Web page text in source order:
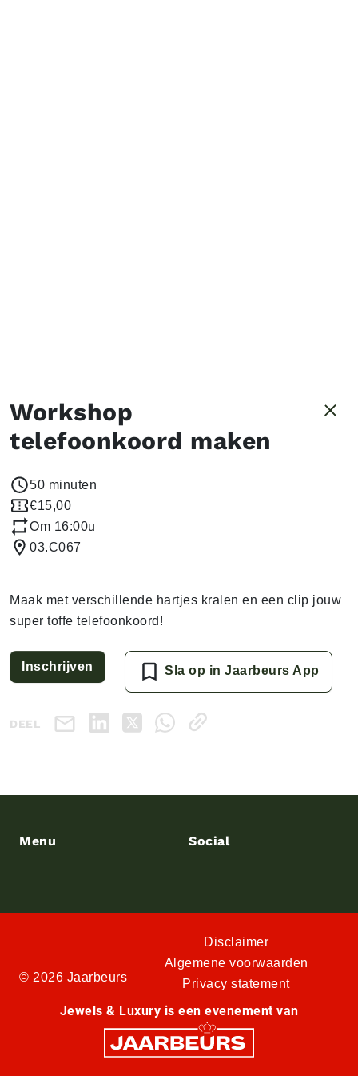
Workshop
telefoonkoord maken
50 minuten
€15,00
Om 16:00u
03.C067
Maak met verschillende hartjes kralen en een clip jouw
super toffe telefoonkoord!
Inschrijven Sla op in Jaarbeurs App
DEEL
Menu Social
© 2026 Jaarbeurs
Disclaimer
Algemene voorwaarden
Privacy statement
Jewels & Luxury is een evenement van